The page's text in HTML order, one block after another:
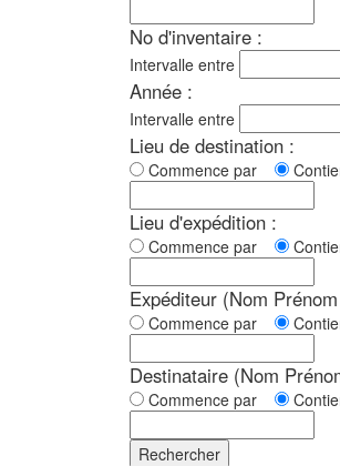
No d'inventaire :
Intervalle entre
Année :
Intervalle entre
Lieu de destination :
Commence par
Lieu d'expédition :
Commence par
Expéditeur (Nom
Commence par
Destinataire (Nom
Commence par
Rechercher